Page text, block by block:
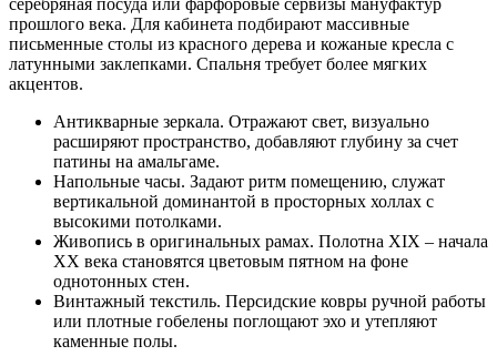
прошлого века. Для кабинета подбирают массивные
письменные столы из красного дерева и кожаные кресла с
латунными заклепками. Спальня требует более мягких
акцентов.
Антикварные зеркала. Отражают свет, визуально
расширяют пространство, добавляют глубину за счет
патины на амальгаме.
Напольные часы. Задают ритм помещению, служат
вертикальной доминантой в просторных холлах с
высокими потолками.
Живопись в оригинальных рамах. Полотна XIX – начала
XX века становятся цветовым пятном на фоне
однотонных стен.
Винтажный текстиль. Персидские ковры ручной работы
или плотные гобелены поглощают эхо и утепляют
каменные полы.